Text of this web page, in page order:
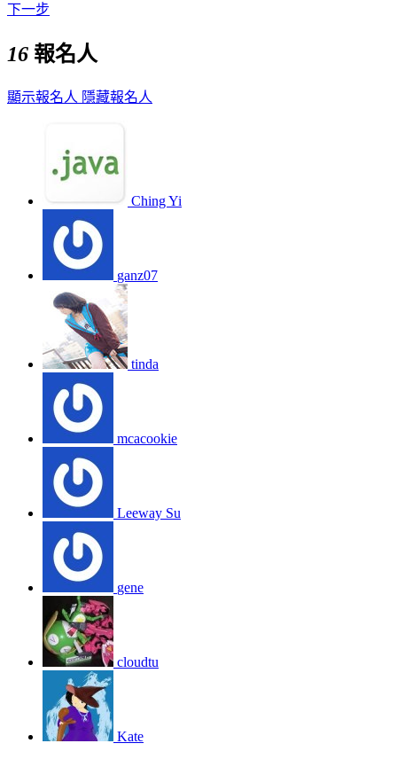
下一步
16 報名人
顯示報名人 隱藏報名人
Ching Yi
ganz07
tinda
mcacookie
Leeway Su
gene
cloudtu
Kate